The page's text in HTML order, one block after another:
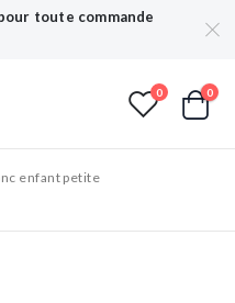
toute commande
0 0
enfant petite